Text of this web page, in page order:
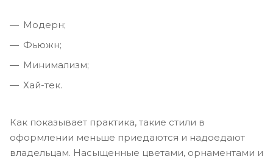
Модерн;
Фьюжн;
Минимализм;
Хай-тек.
Как показывает практика, такие стили в
оформлении меньше приедаются и надоедают
владельцам. Насыщенные цветами, орнаментами и